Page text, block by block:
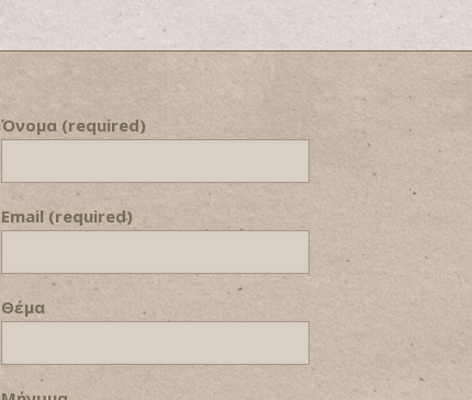
Όνομα (required)
Email (required)
Θέμα